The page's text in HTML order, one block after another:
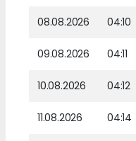
08.08.2026 04:10
09.08.2026 04:11
10.08.2026 04:12
11.08.2026 04:14